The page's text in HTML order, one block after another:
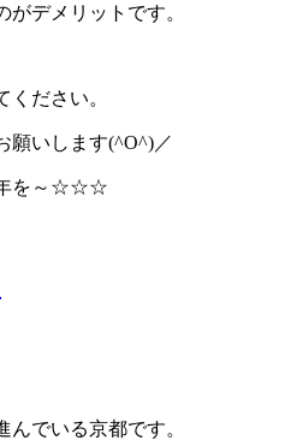
デメリットです。
ださい。
願いします(^O^)／
年を～☆☆☆
でいる京都です。